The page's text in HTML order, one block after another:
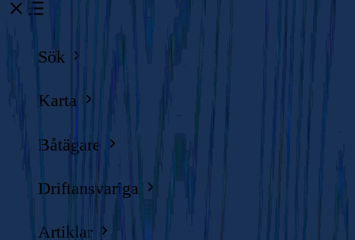
Sök
Karta
Båtägare
Driftansvariga
Artiklar